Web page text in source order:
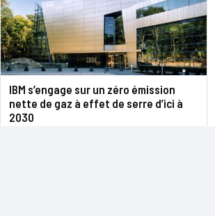
IBM s’engage sur un zéro émission
nette de gaz à effet de serre d’ici à
2030